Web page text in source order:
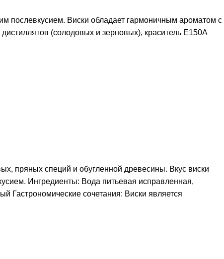
послевкусием. Виски обладает гармоничным ароматом с
(солодовых и зерновых), краситель Е150А
пряных специй и обугленной древесины. Вкус виски
Ингредиенты: Вода питьевая исправленная,
Гастрономические сочетания: Виски является